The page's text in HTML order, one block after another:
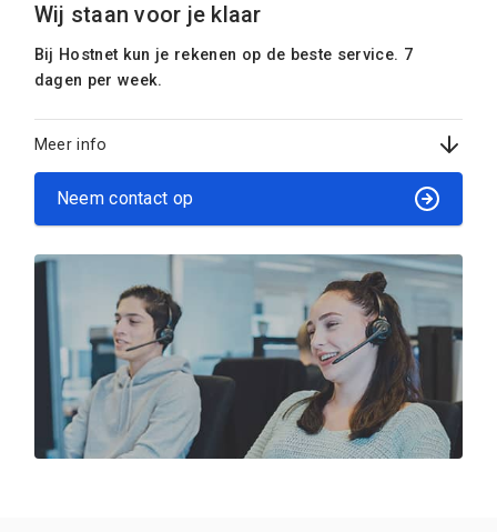
Wij staan voor je klaar
Bij Hostnet kun je rekenen op de beste service. 7
dagen per week.
Meer info
Neem contact op